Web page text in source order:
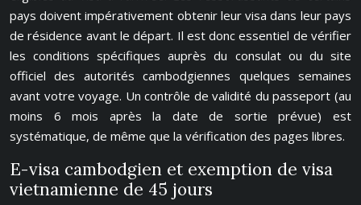
pays doivent impérativement obtenir leur visa dans leur pays
de résidence avant le départ. Il est donc essentiel de vérifier
les conditions spécifiques auprès du consulat ou du site
officiel des autorités cambodgiennes quelques semaines
avant votre voyage. Un contrôle de validité du passeport (au
moins 6 mois après la date de sortie prévue) est
systématique, de même que la vérification des pages libres.
E-visa cambodgien et exemption de visa
vietnamienne de 45 jours